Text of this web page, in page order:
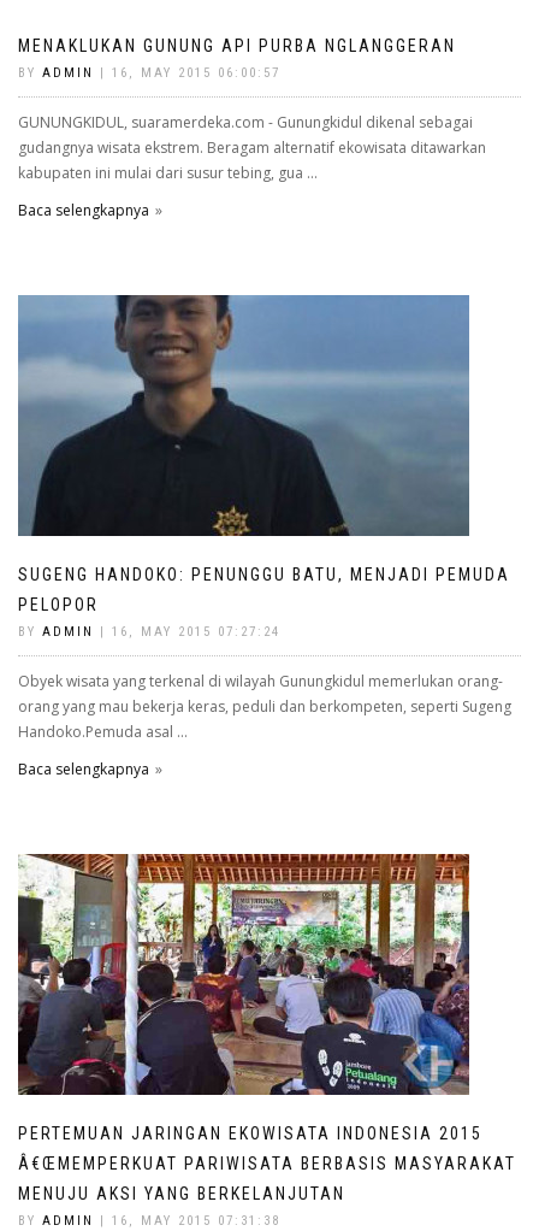
MENAKLUKAN GUNUNG API PURBA NGLANGGERAN
BY ADMIN | 16, MAY 2015 06:00:57
GUNUNGKIDUL, suaramerdeka.com - Gunungkidul dikenal sebagai
gudangnya wisata ekstrem. Beragam alternatif ekowisata ditawarkan
kabupaten ini mulai dari susur tebing, gua ...
Baca selengkapnya
SUGENG HANDOKO: PENUNGGU BATU, MENJADI PEMUDA
PELOPOR
BY ADMIN | 16, MAY 2015 07:27:24
Obyek wisata yang terkenal di wilayah Gunungkidul memerlukan orang-
orang yang mau bekerja keras, peduli dan berkompeten, seperti Sugeng
Handoko.Pemuda asal ...
Baca selengkapnya
PERTEMUAN JARINGAN EKOWISATA INDONESIA 2015
Â€ŒMEMPERKUAT PARIWISATA BERBASIS MASYARAKAT
MENUJU AKSI YANG BERKELANJUTAN
BY ADMIN | 16, MAY 2015 07:31:38